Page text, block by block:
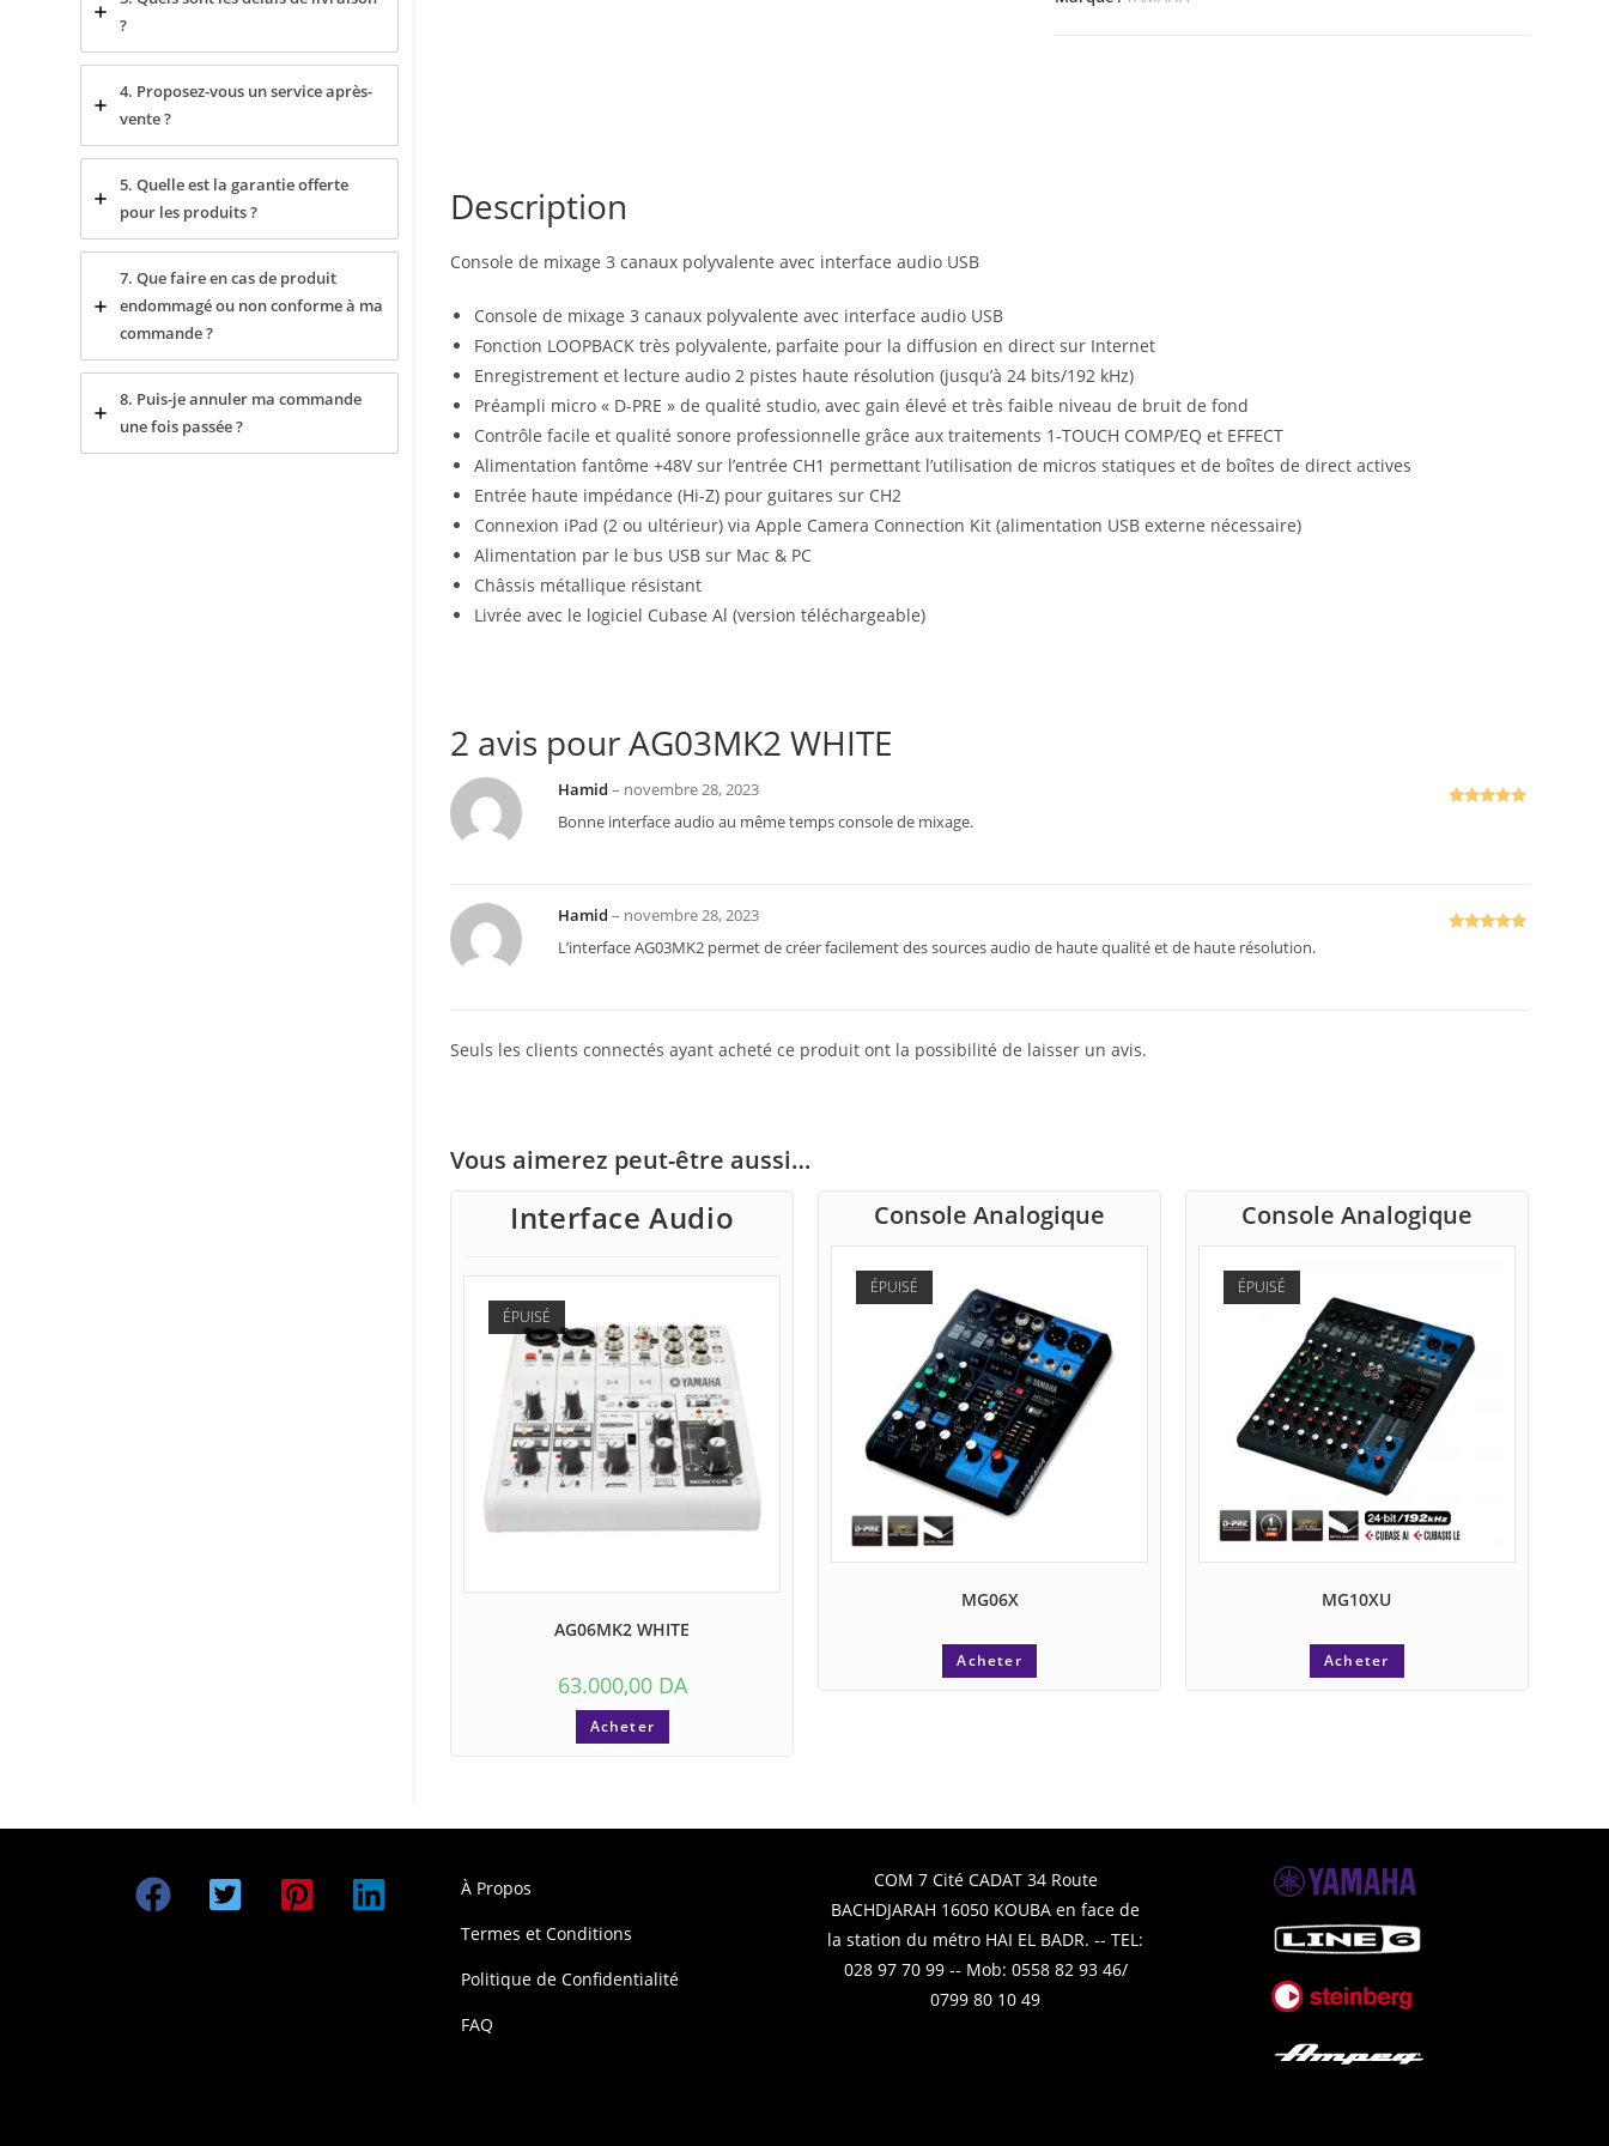
Description
Console de mixage 3 canaux polyvalente avec interface audio USB
Console de mixage 3 canaux polyvalente avec interface audio USB
Fonction LOOPBACK très polyvalente, parfaite pour la diffusion en direct sur Internet
Enregistrement et lecture audio 2 pistes haute résolution (jusqu’à 24 bits/192 kHz)
Préampli micro « D-PRE » de qualité studio, avec gain élevé et très faible niveau de bruit de fond
Contrôle facile et qualité sonore professionnelle grâce aux traitements 1-TOUCH COMP/EQ et EFFECT
Alimentation fantôme +48V sur l’entrée CH1 permettant l’utilisation de micros statiques et de boîtes de direct actives
Entrée haute impédance (Hi-Z) pour guitares sur CH2
Connexion iPad (2 ou ultérieur) via Apple Camera Connection Kit (alimentation USB externe nécessaire)
Alimentation par le bus USB sur Mac & PC
Châssis métallique résistant
Livrée avec le logiciel Cubase Al (version téléchargeable)
2 avis pourAG03MK2 WHITE
Hamid– novembre 28, 2023
Bonne interface audio au même temps console de mixage.
Hamid– novembre 28, 2023
L’interface AG03MK2 permet de créer facilement des sources audio de haute qualité et de haute résolution.
Seuls les clients connectés ayant acheté ce produit ont la possibilité de laisser un avis.
Vous aimerez peut-être aussi…
Interface Audio
ÉPUISÉ
AG06MK2 WHITE
63.000,00DA
Acheter
Console Analogique
ÉPUISÉ
MG06X
Acheter
Console Analogique
ÉPUISÉ
MG10XU
Acheter
?
4. Proposez-vous un service après-
vente ?
5. Quelle est la garantie offerte
pour les produits ?
7. Que faire en cas de produit
endommagé ou non conforme à ma
commande ?
8. Puis-je annuler ma commande
une fois passée ?
À Propos
Termes et Conditions
Politique de Confidentialité
FAQ
COM 7 Cité CADAT 34 Route
BACHDJARAH 16050 KOUBA en face de
la station du métro HAI EL BADR. -- TEL:
028 97 70 99 -- Mob: 0558 82 93 46/
0799 80 10 49